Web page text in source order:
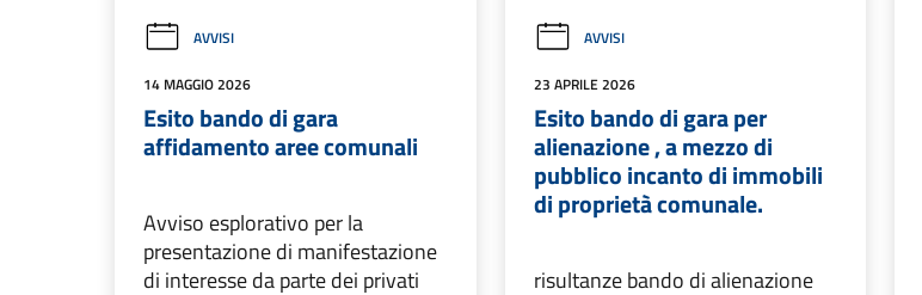
AVVISI
14 MAGGIO 2026
Esito bando di gara
affidamento aree comunali
Avviso esplorativo per la
presentazione di manifestazione
di interesse da parte dei privati
AVVISI
23 APRILE 2026
Esito bando di gara per
alienazione , a mezzo di
pubblico incanto di immobili
di proprietà comunale.
risultanze bando di alienazione